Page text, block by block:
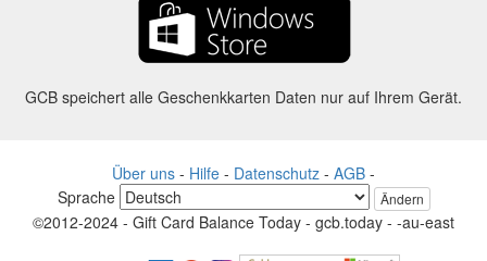
GCB speichert alle Geschenkkarten Daten nur auf Ihrem Gerät.
Über uns - Hilfe - Datenschutz - AGB -
Sprache
Ändern
©2012-2024 - Gift Card Balance Today - gcb.today - -au-east